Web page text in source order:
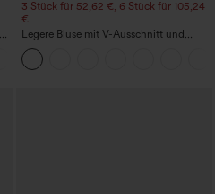
3 Stück für 52,62 €, 6 Stück für 105,24
€
Legere Bluse mit V-Ausschnitt und
kurzen Puffärmeln